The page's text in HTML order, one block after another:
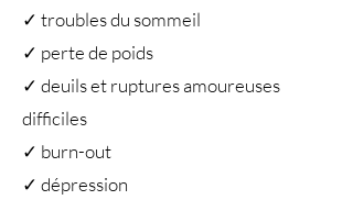
✓ troubles du sommeil
✓ perte de poids
✓ deuils et ruptures amoureuses
difficiles
✓ burn-out
✓ dépression